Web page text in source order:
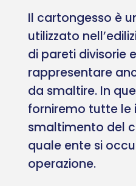
Il cartongesso è
utilizzato
di pareti divisorie
rappresentare
da smaltire. In
forniremo tutte le
smaltimento del
quale ente si
operazione.